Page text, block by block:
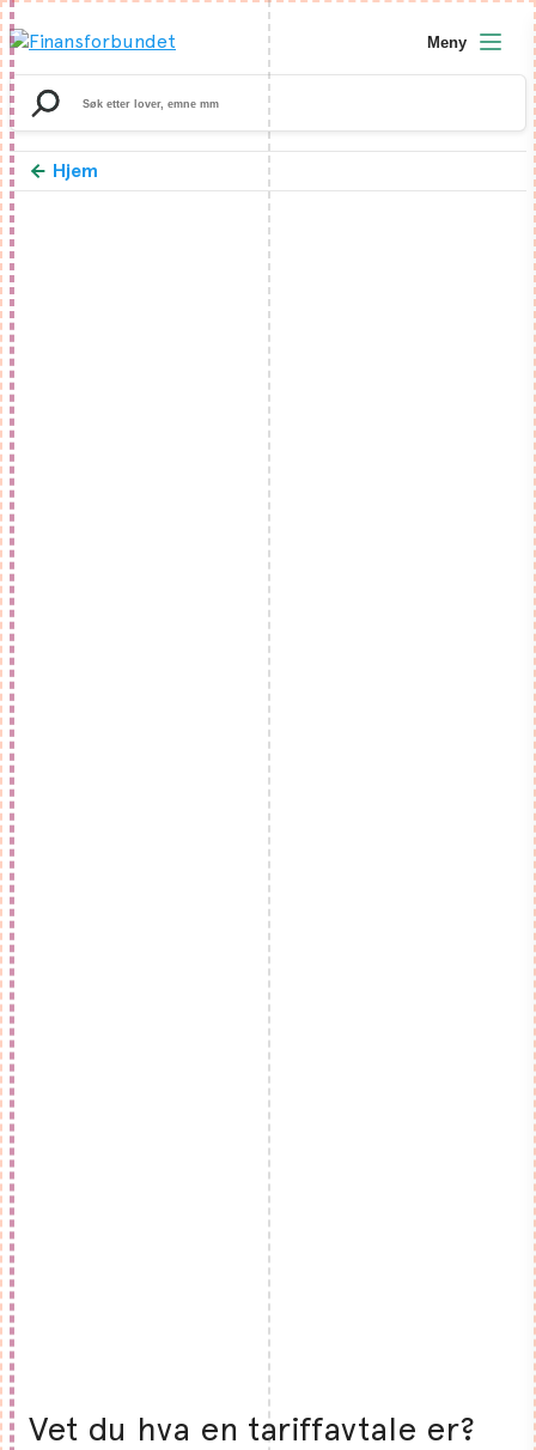
Search
for:
Meny
Hjem
Vet du hva en tariffavtale er?